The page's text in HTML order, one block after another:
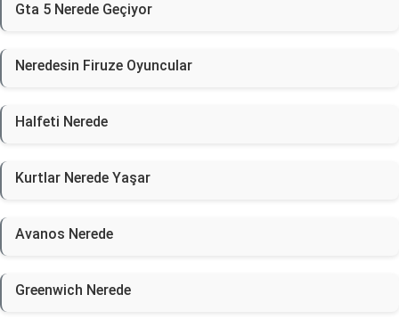
Gta 5 Nerede Geçiyor
Neredesin Firuze Oyuncular
Halfeti Nerede
Kurtlar Nerede Yaşar
Avanos Nerede
Greenwich Nerede